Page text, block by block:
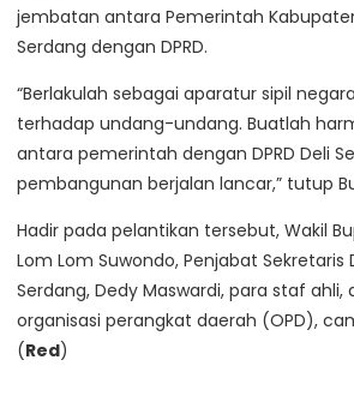
jembatan antara Pemerintah
Serdang dengan DPRD.
“Berlakulah sebagai aparatur sipil
terhadap undang-undang. Buatlah
antara pemerintah dengan DPRD Deli
pembangunan berjalan lancar,” tutup
Hadir pada pelantikan tersebut, Wakil
Lom Lom Suwondo, Penjabat Sekretaris
Serdang, Dedy Maswardi, para staf ahli,
organisasi perangkat daerah (OPD),
(Red)